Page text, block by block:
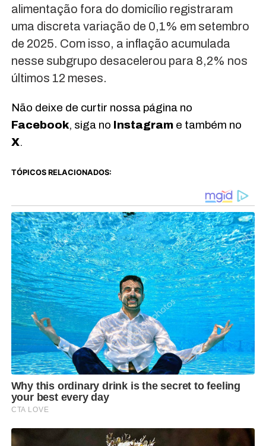
alimentação fora do domicílio registraram
uma discreta variação de 0,1% em setembro
de 2025. Com isso, a inflação acumulada
nesse subgrupo desacelerou para 8,2% nos
últimos 12 meses.
Não deixe de curtir nossa página no
Facebook, siga no Instagrame também no
X.
TÓPICOS RELACIONADOS: